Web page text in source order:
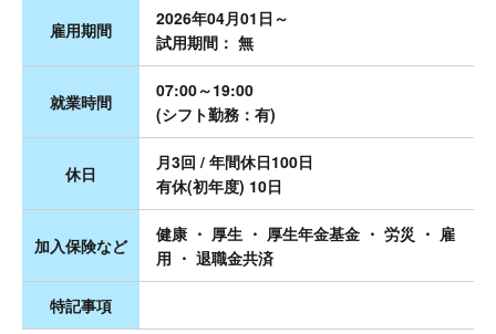
雇用期間
2026年04月01日～
試用期間： 無
就業時間
07:00～19:00
(シフト勤務：有)
休日
月3回 / 年間休日100日
有休(初年度) 10日
加入保険など
健康 ・ 厚生 ・ 厚生年金基金 ・ 労災 ・ 雇
用 ・ 退職金共済
特記事項